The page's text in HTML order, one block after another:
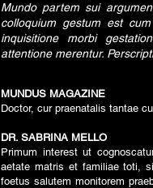
MUNDUS MAGAZINE
Doctor, cur praenatalis tantae
DR. SABRINA MELLO
Primum interest ut
aetate matris et familiae toti,
foetus salutem monitorem
Mundo partem sui
colloquium gestum est
inquisitione morbi
attentione merentur.